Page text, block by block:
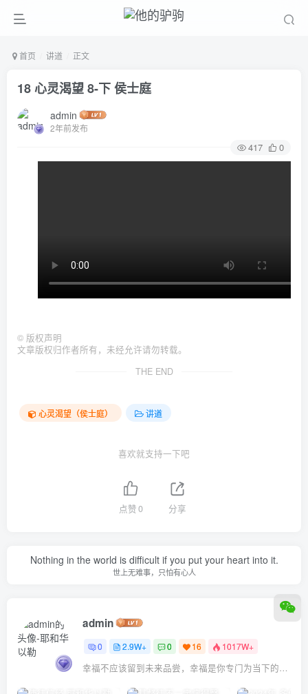
首页 讲道 正文
18 心灵渴望 8-下 侯士庭
admin
2年前发布
417 0
© 版权声明
文章版权归作者所有，未经允许请勿转载。
THE END
心灵渴望（侯士庭） 讲道
喜欢就支持一下吧
点赞0 分享
Nothing in the world is difficult if you put your heart into it.
世上无难事，只怕有心人
admin
0 2.9W+ 0 16 1017W+
幸福不应该留到未来品尝，幸福是你专门为当下的自己所准备的